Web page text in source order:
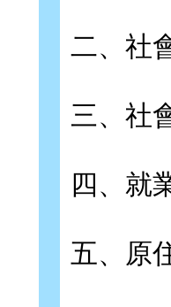
二、社
三、社
四、就
五、原